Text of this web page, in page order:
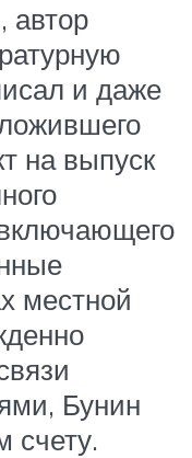
автор
и даже
на выпуск
местной
Бунин
счету.